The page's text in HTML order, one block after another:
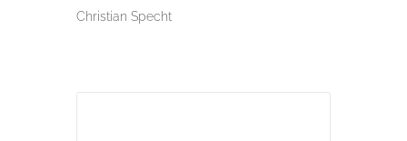
Christian Specht